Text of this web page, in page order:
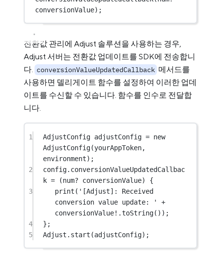
conversionValue);
전환값 관리에 Adjust 솔루션을 사용하는 경우,
Adjust 서버는 전환값 업데이트를 SDK에 전송합니
다. conversionValueUpdatedCallback 메서드를
사용하면 델리게이트 함수를 설정하여 이러한 업데
이트를 수신할 수 있습니다. 함수를 인수로 전달합
니다.
1 AdjustConfig adjustConfig = new
AdjustConfig(yourAppToken,
environment);
2
config.conversionValueUpdatedCallbac
k = (num? conversionValue) {
3
print ( '[Adjust]: Received
conversion value update: '
+
conversionValue! .toString());
4
};
5
Adjust . start (adjustConfig);